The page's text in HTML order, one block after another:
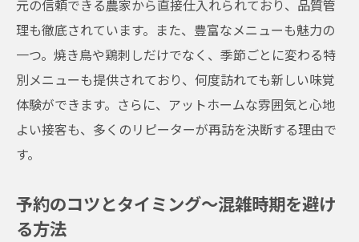
元の信頼できる農家から直接仕入れられており、品質管
理も徹底されています。また、豊富なメニューも魅力の
一つ。焼き鳥や鶏刺しだけでなく、季節ごとに変わる特
別メニューも提供されており、何度訪れても新しい味覚
体験ができます。さらに、アットホームな雰囲気と心地
よい接客も、多くのリピーターが再訪を決断する理由で
す。
予約のコツとタイミング～混雑時期を避け
る方法